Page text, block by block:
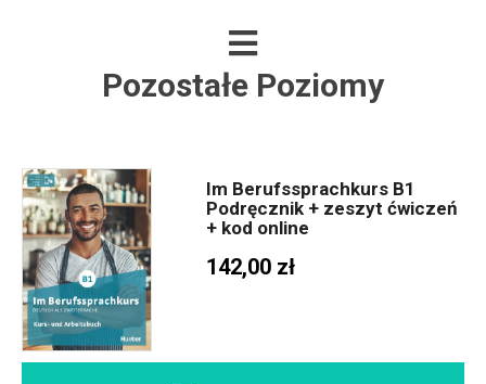
Pozostałe Poziomy
Im Berufssprachkurs B1
Podręcznik + zeszyt ćwiczeń
+ kod online
142,00 zł